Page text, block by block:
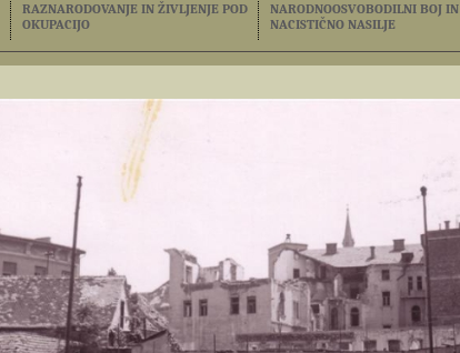
RAZNARODOVANJE IN ŽIVLJENJE POD
OKUPACIJO
NARODNOOSVOBODILNI BOJ IN
NACISTIČNO NASILJE